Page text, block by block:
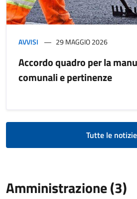
AVVISI 29 MAGGIO 2026
Accordo quadro per la
comunali e pertinenze
Tutte le notizie
Amministrazione (3)